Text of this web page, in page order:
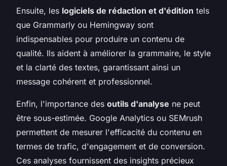
Ensuite, les logiciels de rédaction et d'édition tels
que Grammarly ou Hemingway sont
indispensables pour produire un contenu de
qualité. Ils aident à améliorer la grammaire, le style
et la clarté des textes, garantissant ainsi un
message cohérent et professionnel.
Enfin, l'importance des outils d'analyse ne peut
être sous-estimée. Google Analytics ou SEMrush
permettent de mesurer l'efficacité du contenu en
termes de trafic, d'engagement et de conversion.
Ces analyses fournissent des insights précieux